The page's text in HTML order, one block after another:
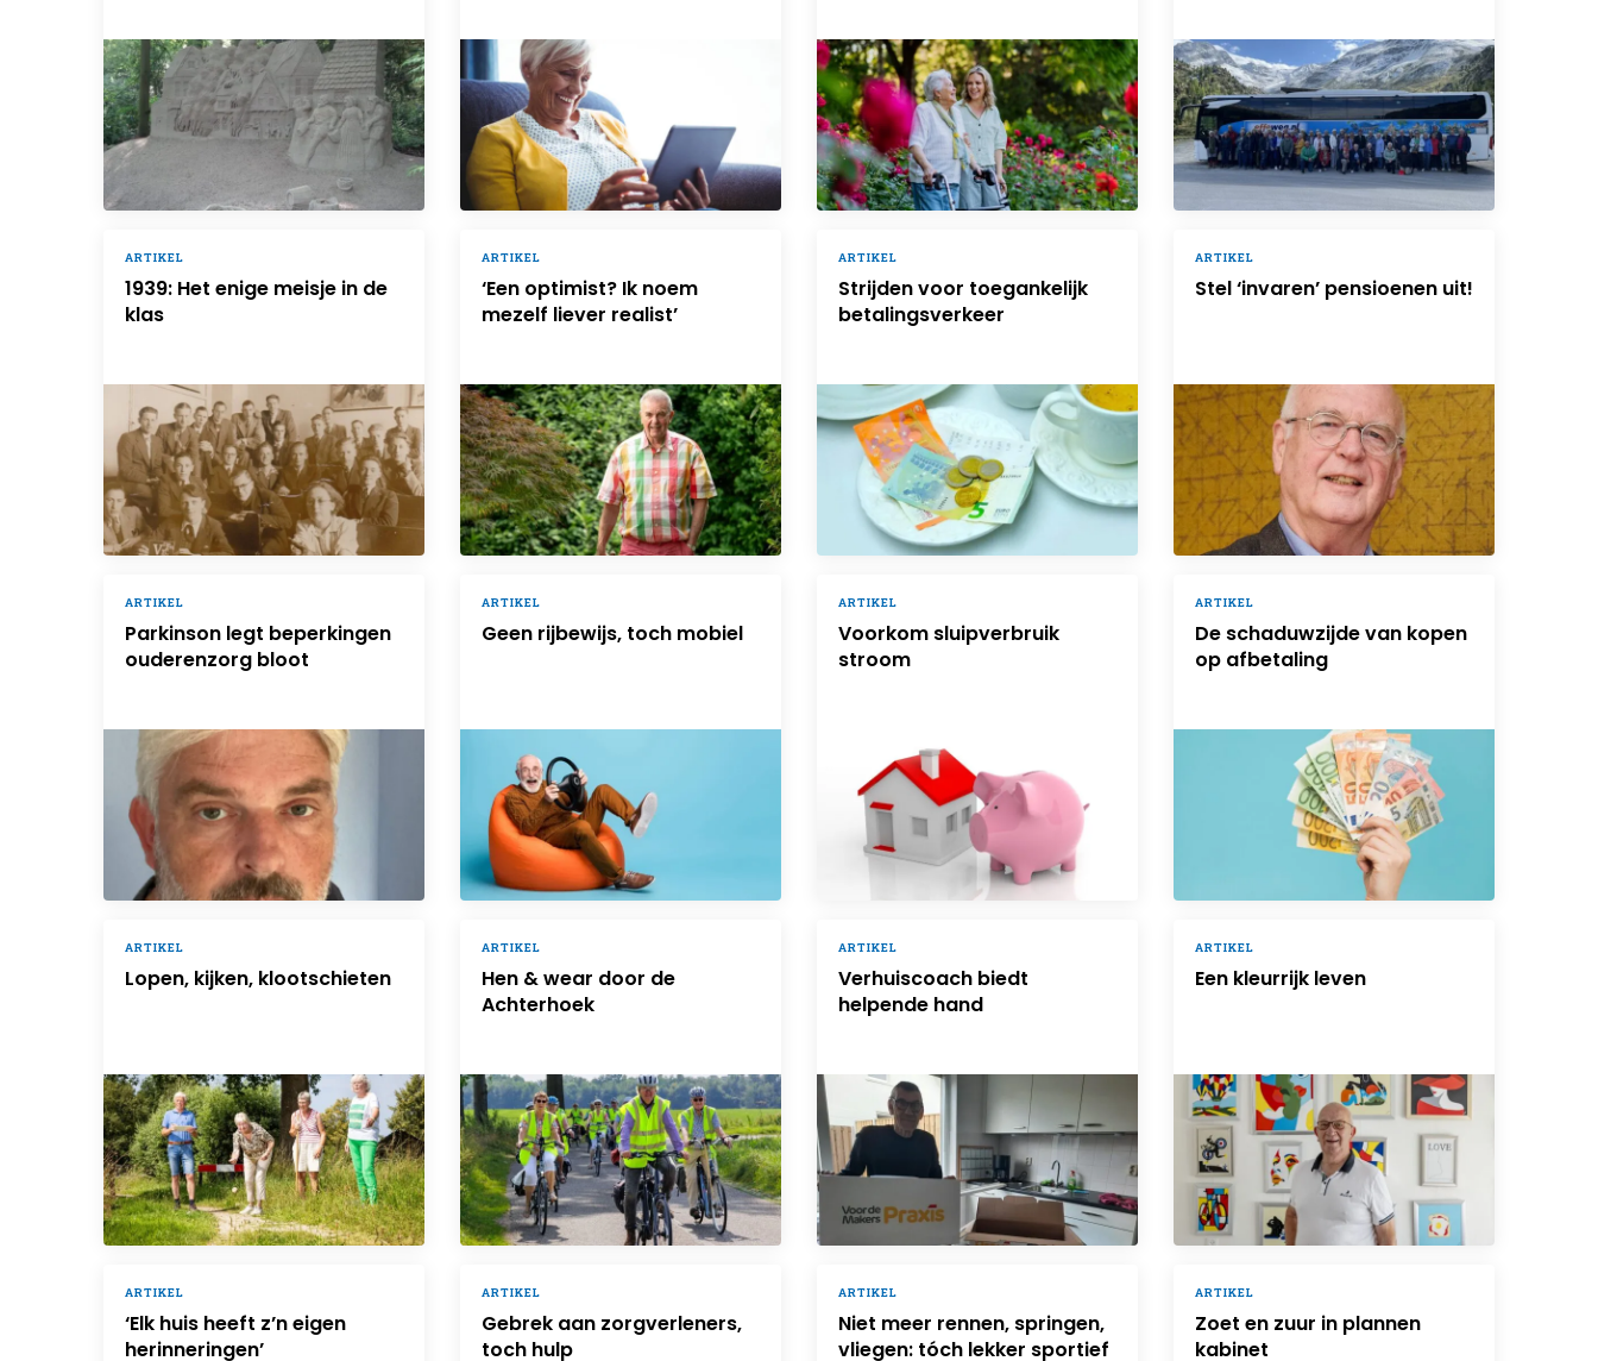
ARTIKEL
1939: Het enige meisje in de
klas
ARTIKEL
‘Een optimist? Ik noem
mezelf liever realist’
ARTIKEL
Strijden voor toegankelijk
betalingsverkeer
ARTIKEL
Stel ‘invaren’ pensioenen uit!
ARTIKEL
Parkinson legt beperkingen
ouderenzorg bloot
ARTIKEL
Geen rijbewijs, toch mobiel
ARTIKEL
Voorkom sluipverbruik
stroom
ARTIKEL
De schaduwzijde van kopen
op afbetaling
ARTIKEL
Lopen, kijken, klootschieten
ARTIKEL
Hen & wear door de
Achterhoek
ARTIKEL
Verhuiscoach biedt
helpende hand
ARTIKEL
Een kleurrijk leven
ARTIKEL
‘Elk huis heeft z’n eigen
herinneringen’
ARTIKEL
Gebrek aan zorgverleners,
toch hulp
ARTIKEL
Niet meer rennen, springen,
vliegen: tóch lekker sportief
ARTIKEL
Zoet en zuur in plannen
kabinet